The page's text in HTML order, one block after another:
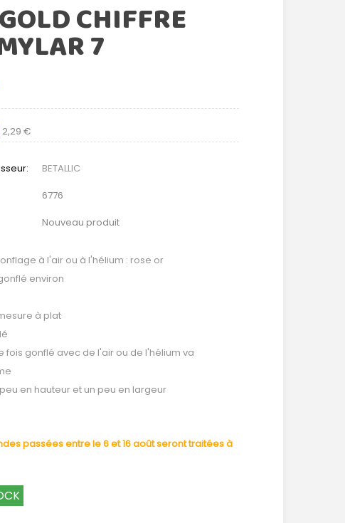
CHIFFRE
7
2,29 €
BETALLIC
6776
Nouveau produit
à l'air ou à l'hélium : rose or
environ
à plat
fois gonflé avec de l'air ou de l'hélium va
en hauteur et un peu en largeur
passées entre le 6 et 16 août seront traitées à